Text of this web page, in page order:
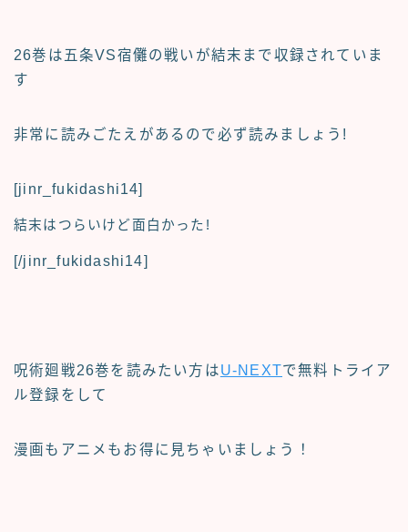
26巻は五条VS宿儺の戦いが結末まで収録されていま
す
非常に読みごたえがあるので必ず読みましょう!
[jinr_fukidashi14]
結末はつらいけど面白かった!
[/jinr_fukidashi14]
呪術廻戦26巻を読みたい方はU-NEXTで無料トライア
ル登録をして
漫画もアニメもお得に見ちゃいましょう！